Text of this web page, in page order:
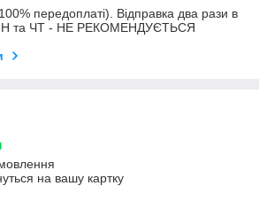
передоплаті). Відправка два рази в
ПН та ЧТ - НЕ РЕКОМЕНДУЄТЬСЯ
на вашу картку